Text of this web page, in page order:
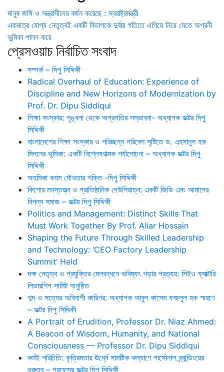
মানুষ জঙ্গি ও সন্ত্রাসীদের বর্জন করেছে : স্বরাষ্ট্রমন্ত্রী
একমাত্র যোগ্য নেতৃত্বই একটি বিভাগকে দুর্বার গতিতে এগিয়ে নিয়ে যেতে অগ্রনী
ভুমিকা পালন করে
প্রেসওয়াচ নির্বাচিত সংবাদ
সম্পর্ক – দিপু সিদ্দিকী
Radical Overhaul of Education: Experience of
Discipline and New Horizons of Modernization by
Prof. Dr. Dipu Siddiqui
শিক্ষা সংস্কার: শৃঙ্খলা থেকে অগ্রগতির সম্ভাবনা- অধ্যাপক ডক্টর দিপু
সিদ্দিকী
বাংলাদেশের শিক্ষা সংস্কার ও পরিচ্ছন্ন পরিবেশ সৃষ্টিতে ড. এহসানুল হক
মিলনের ভূমিকা: একটি বিশ্লেষণাত্মক পর্যালোচনা – অধ্যাপক ডক্টর দিপু
সিদ্দিকী
অহমিকা বনাম যৌথতার শক্তি -দিপু সিদ্দিকী
কিশোর মনস্তত্ত্ব ও প্রাতিষ্ঠানিক দেউলিয়াত্ব: একটি জিডি এবং আমাদের
বিপন্ন সমাজ – ডক্টর দিপু সিদ্দিকী
Politics and Management: Distinct Skills That
Must Work Together By Prof. Aliar Hossain
Shaping the Future Through Skilled Leadership
and Technology: ‘CEO Factory Leadership
Summit’ Held
দক্ষ নেতৃত্ব ও প্রযুক্তির মেলবন্ধনে ভবিষ্যৎ গড়ার প্রত্যয়: সিইও ফ্যাক্টরি
লিডারশিপ সামিট অনুষ্ঠিত
শব্দ ও সত্যের অবিনাশী কারিগর: অধ্যাপক আবুল কাসেম ফজলুল হক স্মরণে
– ডক্টর দিপু সিদ্দিকী
A Portrait of Erudition, Professor Dr. Niaz Ahmed:
A Beacon of Wisdom, Humanity, and National
Consciousness — Professor Dr. Dipu Siddiqui
কর্মই পরিচিতি: কৃত্রিমতার ঊর্ধ্বে সামষ্টিক কল্যাণে পার্সোনাল ব্র্যান্ডিংয়ের
গুরুত্ব – প্রফেসর ডক্টর দিপু সিদ্দিকী